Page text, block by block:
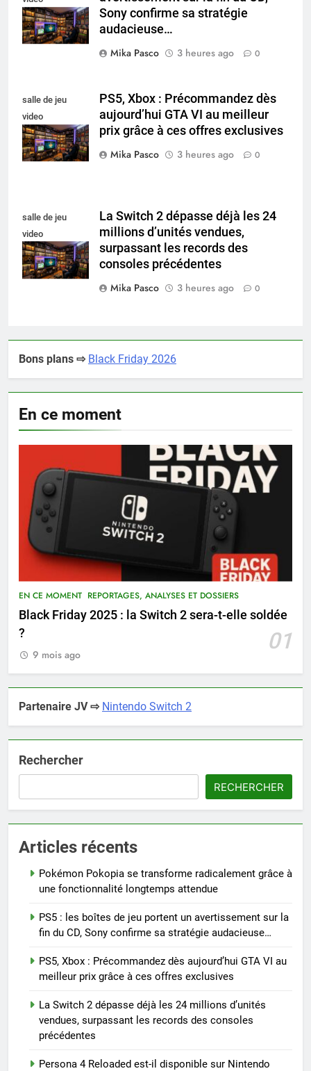
collectionneur
Sony confirme sa stratégie
audacieuse…
Mika Pasco
3 heures ago 0
salle de jeu
video
collectionneur
PS5, Xbox : Précommandez dès
aujourd’hui GTA VI au meilleur
prix grâce à ces offres exclusives
Mika Pasco
3 heures ago 0
salle de jeu
video
collectionneur
La Switch 2 dépasse déjà les 24
millions d’unités vendues,
surpassant les records des
consoles précédentes
Mika Pasco
3 heures ago 0
Bons plans ⇨ Black Friday 2026
En ce moment
EN CE MOMENT REPORTAGES, ANALYSES ET DOSSIERS
Black Friday 2025 : la Switch 2 sera-t-elle soldée
?
01
9 mois ago
Partenaire JV ⇨ Nintendo Switch 2
Rechercher
RECHERCHER
Articles récents
Pokémon Pokopia se transforme radicalement grâce à
une fonctionnalité longtemps attendue
PS5 : les boîtes de jeu portent un avertissement sur la
fin du CD, Sony confirme sa stratégie audacieuse…
PS5, Xbox : Précommandez dès aujourd’hui GTA VI au
meilleur prix grâce à ces offres exclusives
La Switch 2 dépasse déjà les 24 millions d’unités
vendues, surpassant les records des consoles
précédentes
Persona 4 Reloaded est-il disponible sur Nintendo